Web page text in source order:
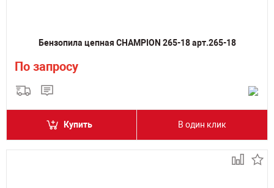
Бензопила цепная CHAMPION 265-18 арт.265-18
По запросу
Купить В один клик